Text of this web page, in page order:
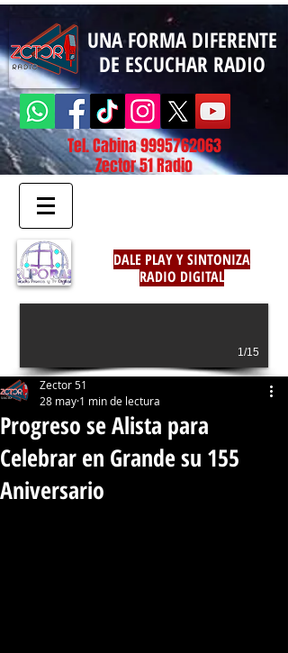
UNA FORMA DIFERENTE
DE ESCUCHAR RADIO
Tel. Cabina9995762063
Zector 51 Radio
DALE PLAY Y SINTONIZA
RADIO DIGITAL
1/15
Progreso se Alista para
Celebrar en Grande su 155
Aniversario
Zector 51
28 may 1 min de lectura